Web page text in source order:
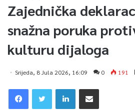
Zajednička
snažna poruka
kulturu dijaloga
Srijeda, 8 Jula 2026, 16:09 0 191